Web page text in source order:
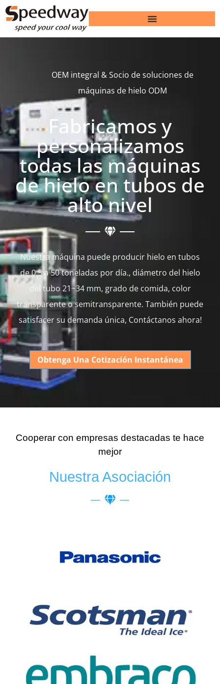
OEM integral & Socio de soluciones de
máquinas de hielo ODM
Fabricamos y
personalizamos
todas las máquinas
de hielo en tubos de
alto nivel
Nuestra máquina puede producir hielo en tubos
de 0,5 a 50 toneladas por día., diámetro del hielo
del tubo 21~34 mm, grado de comida, color
transparente o semitransparente. También puede
satisfacer su demanda única, Contáctanos ahora!
Obtenga Una Cotización Instantánea
Cooperar con empresas destacadas te hace
mejor
Nuestra Asociación